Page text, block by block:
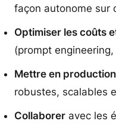
façon autonome sur
Optimiser les coûts
(prompt
Mettre en production
robustes, scalables
Collaborer avec les